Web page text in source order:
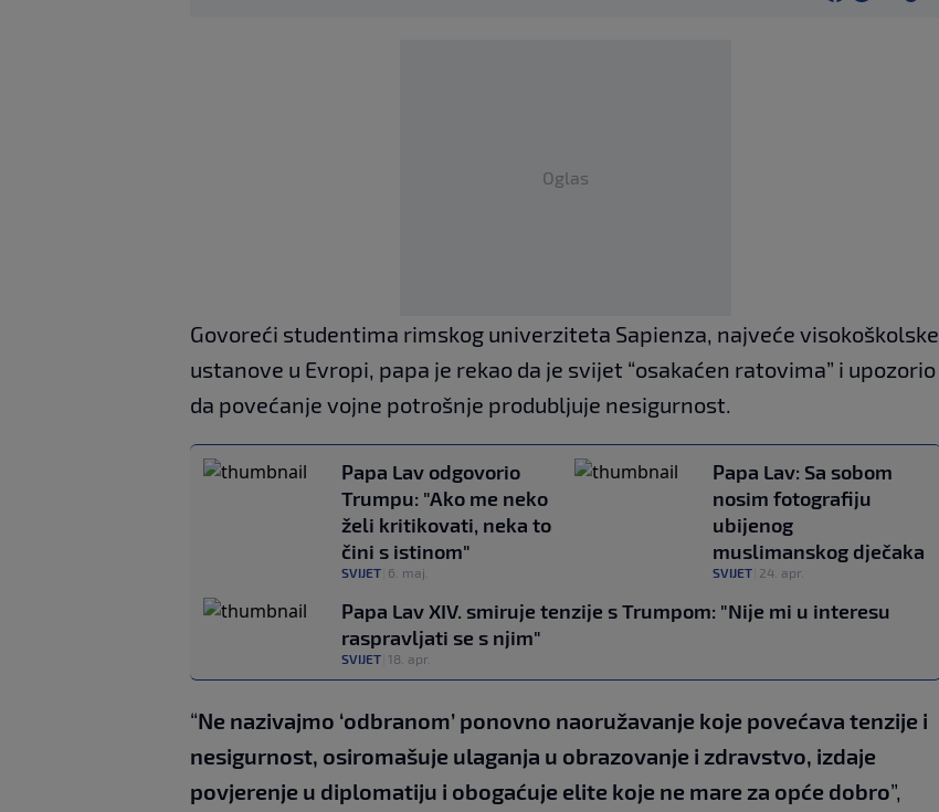
Oglas
Govoreći studentima rimskog univerziteta Sapienza, najveće visokoškolske
ustanove u Evropi, papa je rekao da je svijet “osakaćen ratovima” i upozorio
da povećanje vojne potrošnje produbljuje nesigurnost.
Papa Lav odgovorio
Trumpu: "Ako me neko
želi kritikovati, neka to
čini s istinom"
SVIJET 6. maj.
Papa Lav: Sa sobom
nosim fotografiju
ubijenog
muslimanskog dječaka
SVIJET 24. apr.
Papa Lav XIV. smiruje tenzije s Trumpom: "Nije mi u interesu
raspravljati se s njim"
SVIJET 18. apr.
“Ne nazivajmo ‘odbranom’ ponovno naoružavanje koje povećava tenzije i
nesigurnost, osiromašuje ulaganja u obrazovanje i zdravstvo, izdaje
povjerenje u diplomatiju i obogaćuje elite koje ne mare za opće dobro”,